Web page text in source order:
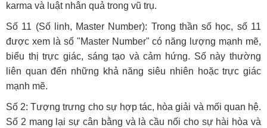
karma và luật nhân quả trong vũ trụ.
Số 11 (Số linh, Master Number): Trong thần số học, số 11
được xem là số "Master Number" có năng lượng mạnh mẽ,
biểu thị trực giác, sáng tạo và cảm hứng. Số này thường
liên quan đến những khả năng siêu nhiên hoặc trực giác
mạnh mẽ.
Số 2: Tượng trưng cho sự hợp tác, hòa giải và mối quan hệ.
Số 2 mang lại sự cân bằng và là cầu nối cho sự hài hòa và